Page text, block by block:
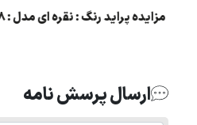
مزایده پراید رنگ : نقره ای مدل : 88
ارسال پرسش نامه